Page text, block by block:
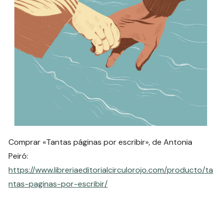
Comprar «Tantas páginas por escribir», de Antonia
Peiró:
https://www.libreriaeditorialcirculorojo.com/producto/ta
ntas-paginas-por-escribir/